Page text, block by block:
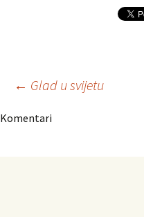
Navigacija
← Glad u svijetu
Komentari